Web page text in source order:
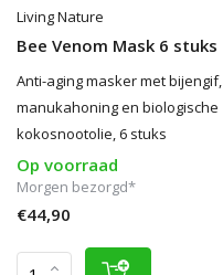
Living Nature
Bee Venom Mask 6 stuks
Anti-aging masker met bijengif,
manukahoning en biologische
kokosnootolie, 6 stuks
Op voorraad
Morgen bezorgd*
€44,90